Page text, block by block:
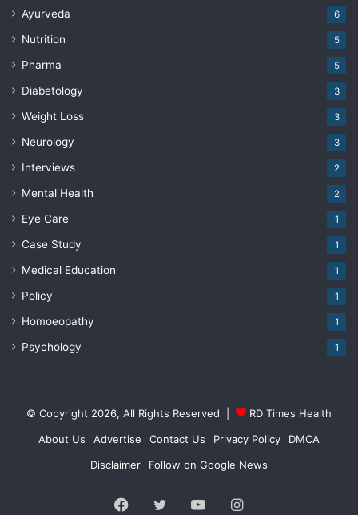
Ayurveda 6
Nutrition 5
Pharma 5
Diabetology 3
Weight Loss 3
Neurology 3
Interviews 2
Mental Health 2
Eye Care 1
Case Study 1
Medical Education 1
Policy 1
Homoeopathy 1
Psychology 1
© Copyright 2026, All Rights Reserved |
RD Times Health
About Us
Advertise Contact Us Privacy Policy
DMCA
Disclaimer
Follow on Google News
Facebook
Twitter YouTubeInstagram